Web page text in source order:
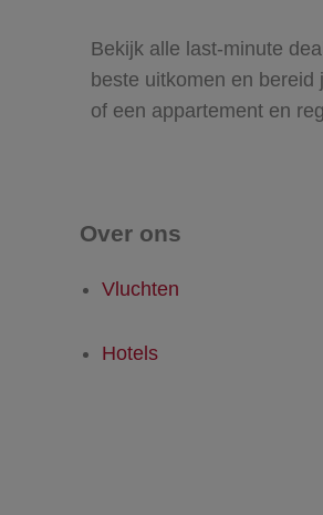
Bekijk alle last-minute
beste uitkomen en
of een appartement en
Over ons
Vluchten
Hotels